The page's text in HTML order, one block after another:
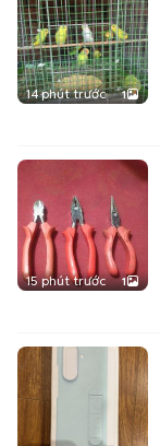
14 phút trước 1
15 phút trước 1